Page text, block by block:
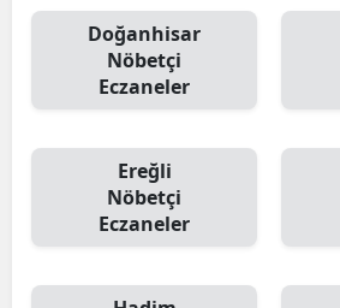
Doğanhisar
Nöbetçi
Eczaneler
Ereğli
Nöbetçi
Eczaneler